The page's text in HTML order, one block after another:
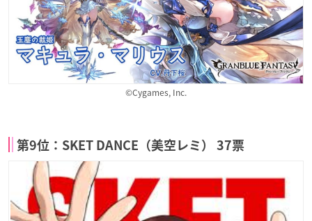
©Cygames, Inc.
第9位：SKET DANCE（美空レミ） 37票